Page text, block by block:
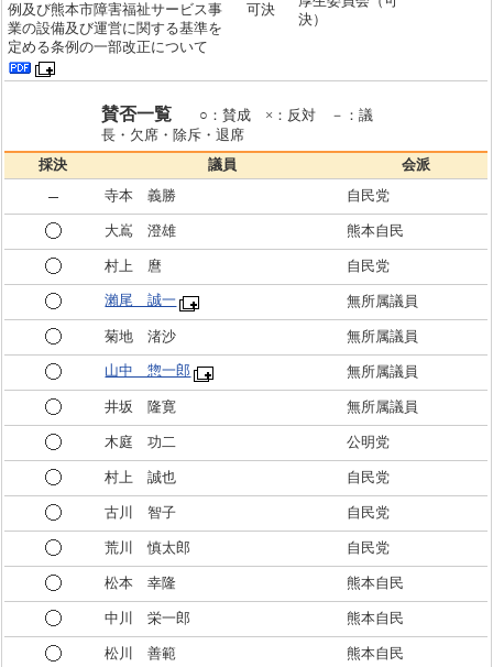
例及び熊本市障害福祉サービス事
業の設備及び運営に関する基準を
定める条例の一部改正について
可決
決）
賛否一覧
○：賛成 ×：反対 －：議
長・欠席・除斥・退席
採決 議員
会派
寺本 義勝
自民党
大嶌 澄雄 熊本自民
村上 麿 自民党
瀨尾 誠一 無所属議員
菊地 渚沙 無所属議員
山中 惣一郎 無所属議員
井坂 隆寛 無所属議員
木庭 功二 公明党
村上 誠也 自民党
古川 智子 自民党
荒川 慎太郎 自民党
松本 幸隆 熊本自民
中川 栄一郎 熊本自民
松川 善範 熊本自民